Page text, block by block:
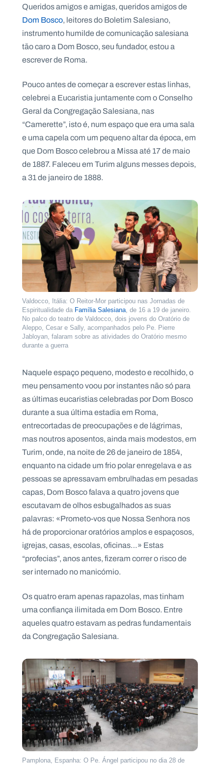
Queridos amigos e amigas, queridos amigos de
Dom Bosco, leitores do Boletim Salesiano,
instrumento humilde de comunicação salesiana
tão caro a Dom Bosco, seu fundador, estou a
escrever de Roma.
Pouco antes de começar a escrever estas linhas,
celebrei a Eucaristia juntamente com o Conselho
Geral da Congregação Salesiana, nas
“Camerette”, isto é, num espaço que era uma sala
e uma capela com um pequeno altar da época, em
que Dom Bosco celebrou a Missa até 17 de maio
de 1887. Faleceu em Turim alguns messes depois,
a 31 de janeiro de 1888.
Valdocco, Itália: O Reitor-Mor participou nas Jornadas de
Espiritualidade da Família Salesiana, de 16 a 19 de janeiro.
No palco do teatro de Valdocco, dois jovens do Oratório de
Aleppo, Cesar e Sally, acompanhados pelo Pe. Pierre
Jabloyan, falaram sobre as atividades do Oratório mesmo
durante a guerra
Naquele espaço pequeno, modesto e recolhido, o
meu pensamento voou por instantes não só para
as últimas eucaristias celebradas por Dom Bosco
durante a sua última estadia em Roma,
entrecortadas de preocupações e de lágrimas,
mas noutros aposentos, ainda mais modestos, em
Turim, onde, na noite de 26 de janeiro de 1854,
enquanto na cidade um frio polar enregelava e as
pessoas se apressavam embrulhadas em pesadas
capas, Dom Bosco falava a quatro jovens que
escutavam de olhos esbugalhados as suas
palavras: «Prometo-vos que Nossa Senhora nos
há de proporcionar oratórios amplos e espaçosos,
igrejas, casas, escolas, oficinas…» Estas
“profecias”, anos antes, fizeram correr o risco de
ser internado no manicómio.
Os quatro eram apenas rapazolas, mas tinham
uma confiança ilimitada em Dom Bosco. Entre
aqueles quatro estavam as pedras fundamentais
da Congregação Salesiana.
Pamplona, Espanha: O Pe. Ángel participou no dia 28 de
A
L
S
a
l
e
s
i
n
s
.
p
t
A
g
e
n
a
o
n
t
c
t
o
s
N
e
w
s
tt
e
r